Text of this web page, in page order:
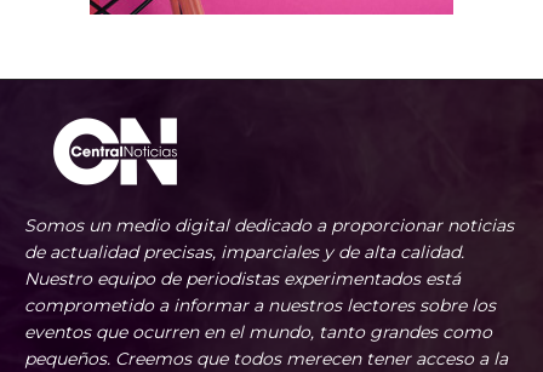
Somos un medio digital dedicado a proporcionar noticias
de actualidad precisas, imparciales y de alta calidad.
Nuestro equipo de periodistas experimentados está
comprometido a informar a nuestros lectores sobre los
eventos que ocurren en el mundo, tanto grandes como
pequeños. Creemos que todos merecen tener acceso a la